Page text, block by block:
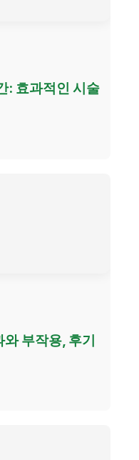
: 효과적인 시술
부작용, 후기